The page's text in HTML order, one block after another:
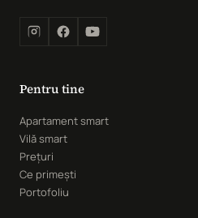
Pentru tine
Apartament smart
Vilă smart
Prețuri
Ce primești
Portofoliu